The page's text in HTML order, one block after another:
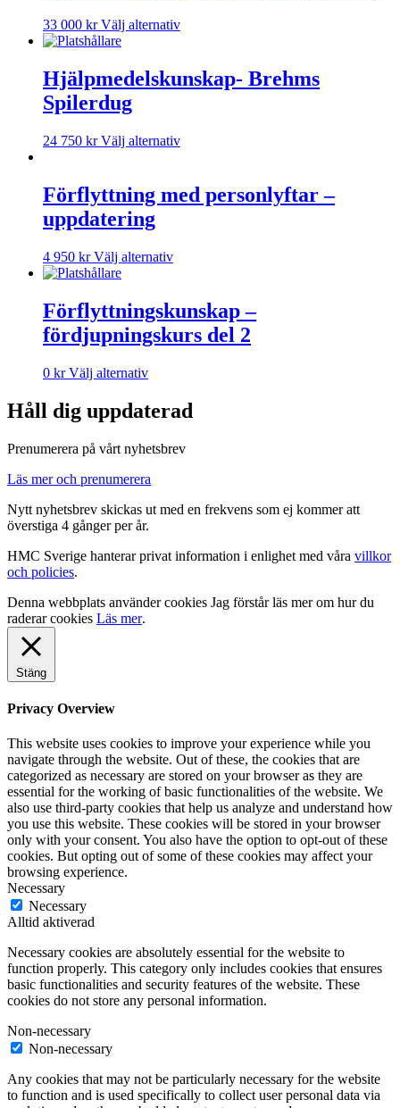
33 000 kr Välj alternativ
Hjälpmedelskunskap- Brehms
Spilerdug
24 750 kr Välj alternativ
Förflyttning med personlyftar –
uppdatering
4 950 kr Välj alternativ
Förflyttningskunskap –
fördjupningskurs del 2
0 kr Välj alternativ
Håll dig uppdaterad
Prenumerera på vårt nyhetsbrev
Läs mer och prenumerera
Nytt nyhetsbrev skickas ut med en frekvens som ej kommer att
överstiga 4 gånger per år.
HMC Sverige hanterar privat information i enlighet med våra villkor
och policies.
Denna webbplats använder cookies Jag förstårläs mer om hur du
raderar cookies Läs mer.
Stäng
Privacy Overview
This website uses cookies to improve your experience while you
navigate through the website. Out of these, the cookies that are
categorized as necessary are stored on your browser as they are
essential for the working of basic functionalities of the website. We
also use third-party cookies that help us analyze and understand how
you use this website. These cookies will be stored in your browser
only with your consent. You also have the option to opt-out of these
cookies. But opting out of some of these cookies may affect your
browsing experience.
Necessary
Necessary
Alltid aktiverad
Necessary cookies are absolutely essential for the website to
function properly. This category only includes cookies that ensures
basic functionalities and security features of the website. These
cookies do not store any personal information.
Non-necessary
Non-necessary
Any cookies that may not be particularly necessary for the website
to function and is used specifically to collect user personal data via